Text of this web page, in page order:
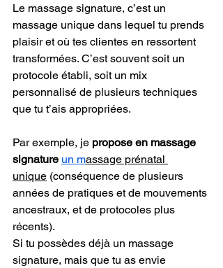
Le massage signature, c’est un
massage unique dans lequel tu prends
plaisir et où tes clientes en ressortent
transformées. C’est souvent soit un
protocole établi, soit un mix
personnalisé de plusieurs techniques
que tu t’ais appropriées.
Par exemple, je propose en massage
signature un massage prénatal
unique (conséquence de plusieurs
années de pratiques et de mouvements
ancestraux, et de protocoles plus
récents).
Si tu possèdes déjà un massage
signature, mais que tu as envie